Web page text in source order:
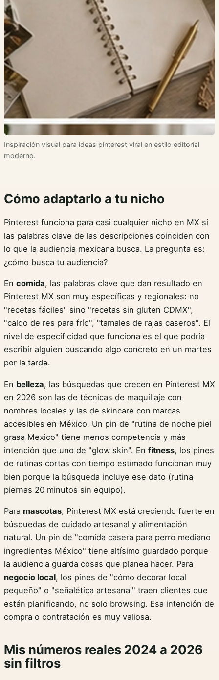
Inspiración visual para ideas pinterest viral en estilo editorial
moderno.
Cómo adaptarlo a tu nicho
Pinterest funciona para casi cualquier nicho en MX si
las palabras clave de las descripciones coinciden con
lo que la audiencia mexicana busca. La pregunta es:
¿cómo busca tu audiencia?
En comida, las palabras clave que dan resultado en
Pinterest MX son muy específicas y regionales: no
"recetas fáciles" sino "recetas sin gluten CDMX",
"caldo de res para frío", "tamales de rajas caseros". El
nivel de especificidad que funciona es el que podría
escribir alguien buscando algo concreto en un martes
por la tarde.
En belleza, las búsquedas que crecen en Pinterest MX
en 2026 son las de técnicas de maquillaje con
nombres locales y las de skincare con marcas
accesibles en México. Un pin de "rutina de noche piel
grasa Mexico" tiene menos competencia y más
intención que uno de "glow skin". En fitness, los pines
de rutinas cortas con tiempo estimado funcionan muy
bien porque la búsqueda incluye ese dato (rutina
piernas 20 minutos sin equipo).
Para mascotas, Pinterest MX está creciendo fuerte en
búsquedas de cuidado artesanal y alimentación
natural. Un pin de "comida casera para perro mediano
ingredientes México" tiene altísimo guardado porque
la audiencia guarda cosas que planea hacer. Para
negocio local, los pines de "cómo decorar local
pequeño" o "señalética artesanal" traen clientes que
están planificando, no solo browsing. Esa intención de
compra o contratación es muy valiosa.
Mis números reales 2024 a 2026
sin filtros